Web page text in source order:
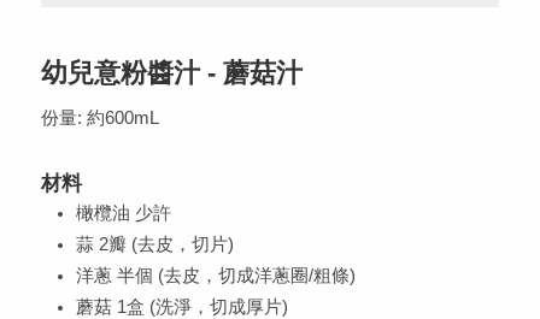
幼兒意粉醬汁 - 蘑菇汁
份量: 約600mL
材料
橄欖油 少許
蒜 2瓣 (去皮，切片)
洋蔥 半個 (去皮，切成洋蔥圈/粗條)
蘑菇 1盒 (洗淨，切成厚片)